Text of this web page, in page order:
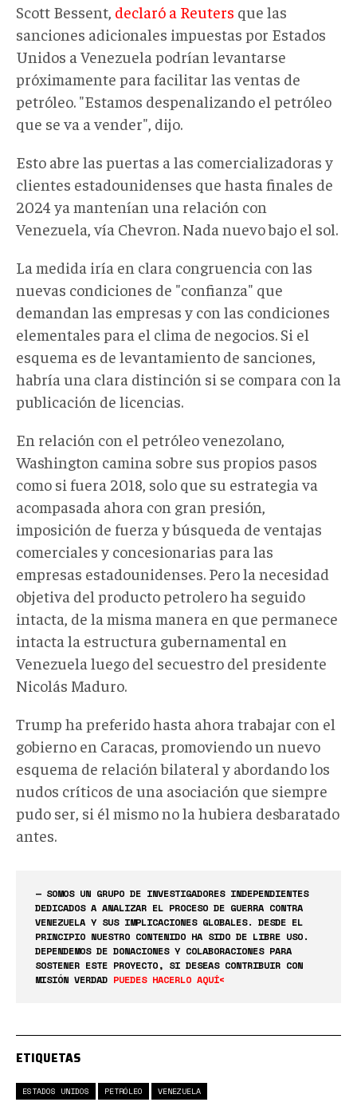
Scott Bessent, declaró a Reuters que las
sanciones adicionales impuestas por Estados
Unidos a Venezuela podrían levantarse
próximamente para facilitar las ventas de
petróleo. "Estamos despenalizando el petróleo
que se va a vender", dijo.
Esto abre las puertas a las comercializadoras y
clientes estadounidenses que hasta finales de
2024 ya mantenían una relación con
Venezuela, vía Chevron. Nada nuevo bajo el sol.
La medida iría en clara congruencia con las
nuevas condiciones de "confianza" que
demandan las empresas y con las condiciones
elementales para el clima de negocios. Si el
esquema es de levantamiento de sanciones,
habría una clara distinción si se compara con la
publicación de licencias.
En relación con el petróleo venezolano,
Washington camina sobre sus propios pasos
como si fuera 2018, solo que su estrategia va
acompasada ahora con gran presión,
imposición de fuerza y búsqueda de ventajas
comerciales y concesionarias para las
empresas estadounidenses. Pero la necesidad
objetiva del producto petrolero ha seguido
intacta, de la misma manera en que permanece
intacta la estructura gubernamental en
Venezuela luego del secuestro del presidente
Nicolás Maduro.
Trump ha preferido hasta ahora trabajar con el
gobierno en Caracas, promoviendo un nuevo
esquema de relación bilateral y abordando los
nudos críticos de una asociación que siempre
pudo ser, si él mismo no la hubiera desbaratado
antes.
— SOMOS UN GRUPO DE INVESTIGADORES INDEPENDIENTES
DEDICADOS A ANALIZAR EL PROCESO DE GUERRA CONTRA
VENEZUELA Y SUS IMPLICACIONES GLOBALES. DESDE EL
PRINCIPIO NUESTRO CONTENIDO HA SIDO DE LIBRE USO.
DEPENDEMOS DE DONACIONES Y COLABORACIONES PARA
SOSTENER ESTE PROYECTO, SI DESEAS CONTRIBUIR CON
MISIÓN VERDAD PUEDES HACERLO AQUÍ<
ETIQUETAS
ESTADOS UNIDOS PETRÓLEO VENEZUELA